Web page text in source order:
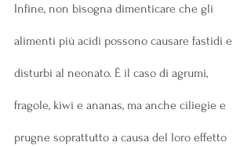
Infine, non bisogna dimenticare che gli
alimenti più acidi possono causare fastidi e
disturbi al neonato. È il caso di agrumi,
fragole, kiwi e ananas, ma anche ciliegie e
prugne soprattutto a causa del loro effetto